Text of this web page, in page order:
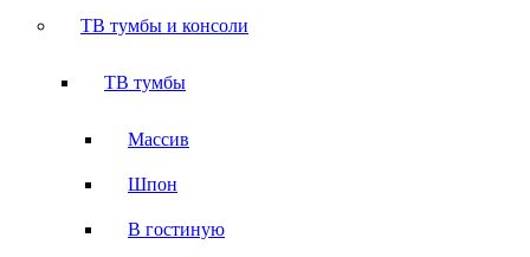
ТВ тумбы и консоли
ТВ тумбы
Массив
Шпон
В гостиную